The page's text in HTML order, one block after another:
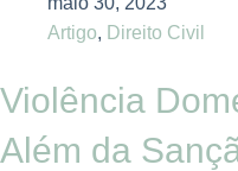
Artigo, Direito Civil
Violência
Além da